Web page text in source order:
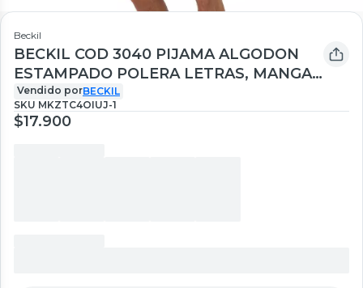
Beckil
BECKIL COD 3040 PIJAMA ALGODON
ESTAMPADO POLERA LETRAS, MANGA
CORTA
Vendido porBECKIL
SKU MKZTC4OIUJ-1
$17.900